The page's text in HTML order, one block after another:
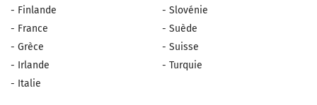
- Finlande
- France
- Grèce
- Irlande
- Italie
- Slovénie
- Suède
- Suisse
- Turquie